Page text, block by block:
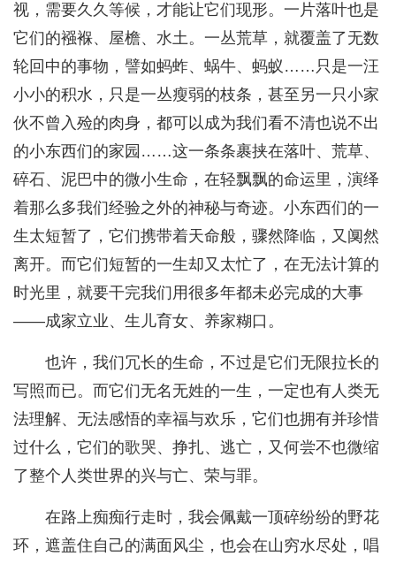
视，需要久久等候，才能让它们现形。一片落叶也是
它们的襁褓、屋檐、水土。一丛荒草，就覆盖了无数
轮回中的事物，譬如蚂蚱、蜗牛、蚂蚁……只是一汪
小小的积水，只是一丛瘦弱的枝条，甚至另一只小家
伙不曾入殓的肉身，都可以成为我们看不清也说不出
的小东西们的家园……这一条条裹挟在落叶、荒草、
碎石、泥巴中的微小生命，在轻飘飘的命运里，演绎
着那么多我们经验之外的神秘与奇迹。小东西们的一
生太短暂了，它们携带着天命般，骤然降临，又阒然
离开。而它们短暂的一生却又太忙了，在无法计算的
时光里，就要干完我们用很多年都未必完成的大事
——成家立业、生儿育女、养家糊口。
也许，我们冗长的生命，不过是它们无限拉长的
写照而已。而它们无名无姓的一生，一定也有人类无
法理解、无法感悟的幸福与欢乐，它们也拥有并珍惜
过什么，它们的歌哭、挣扎、逃亡，又何尝不也微缩
了整个人类世界的兴与亡、荣与罪。
在路上痴痴行走时，我会佩戴一顶碎纷纷的野花
环，遮盖住自己的满面风尘，也会在山穷水尽处，唱